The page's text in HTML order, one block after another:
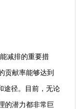
减排的重要措
贡献率能够达到
途径。目前，无论
的潜力都非常巨